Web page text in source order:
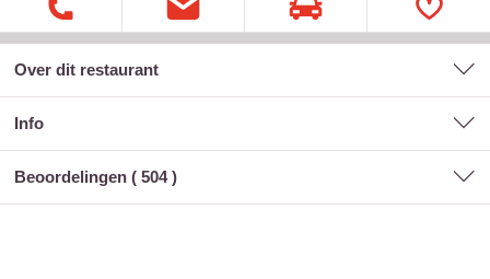
Over dit restaurant
Info
Beoordelingen ( 504)